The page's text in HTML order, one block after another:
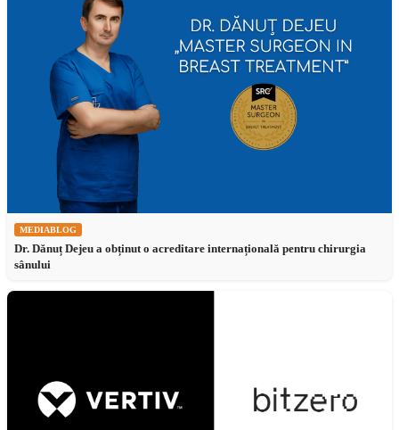
MEDIABLOG
Dr. Dănuț Dejeu a obținut o acreditare internațională pentru chirurgia
sânului